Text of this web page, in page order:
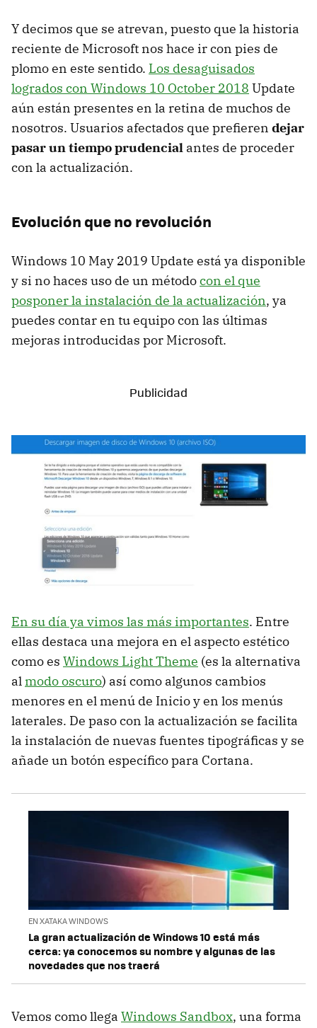
Y decimos que se atrevan, puesto que la historia
reciente de Microsoft nos hace ir con pies de
plomo en este sentido. Los desaguisados
logrados con Windows 10 October 2018 Update
aún están presentes en la retina de muchos de
nosotros. Usuarios afectados que prefieren dejar
pasar un tiempo prudencial antes de proceder
con la actualización.
Evolución que no revolución
Windows 10 May 2019 Update está ya disponible
y si no haces uso de un métodocon el que
posponer la instalación de la actualización, ya
puedes contar en tu equipo con las últimas
mejoras introducidas por Microsoft.
En su día ya vimos las más importantes. Entre
ellas destaca una mejora en el aspecto estético
como es Windows Light Theme (es la alternativa
al modo oscuro) así como algunos cambios
menores en el menú de Inicio y en los menús
laterales. De paso con la actualización se facilita
la instalación de nuevas fuentes tipográficas y se
añade un botón específico para Cortana.
EN XATAKA WINDOWS
La gran actualización de Windows 10 está más
cerca: ya conocemos su nombre y algunas de las
novedades que nos traerá
Vemos como llega Windows Sandbox, una forma